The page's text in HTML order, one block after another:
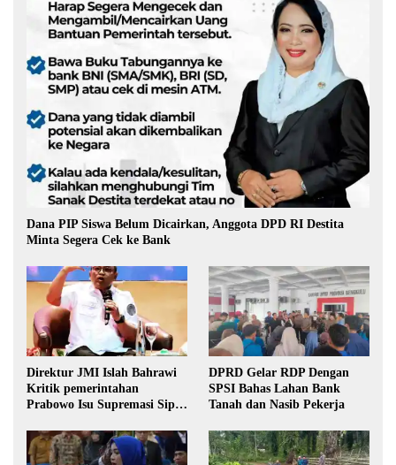
Dana PIP Siswa Belum Dicairkan, Anggota DPD RI Destita
Minta Segera Cek ke Bank
Direktur JMI Islah Bahrawi
Kritik pemerintahan
Prabowo Isu Supremasi Sipil,
Pilkada oleh DPRD
DPRD Gelar RDP Dengan
SPSI Bahas Lahan Bank
Tanah dan Nasib Pekerja